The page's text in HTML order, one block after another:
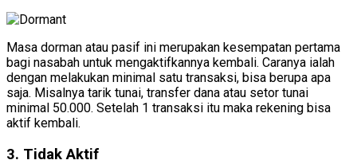
Masa dorman atau pasif ini merupakan kesempatan pertama
bagi nasabah untuk mengaktifkannya kembali. Caranya ialah
dengan melakukan minimal satu transaksi, bisa berupa apa
saja. Misalnya tarik tunai, transfer dana atau setor tunai
minimal 50.000. Setelah 1 transaksi itu maka rekening bisa
aktif kembali.
3. Tidak Aktif